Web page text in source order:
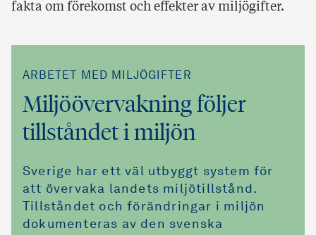
fakta om förekomst och effekter av miljögifter.
ARBETET MED MILJÖGIFTER
Miljöövervakning följer
tillståndet i miljön
Sverige har ett väl utbyggt system för
att övervaka landets miljötillstånd.
Tillståndet och förändringar i miljön
dokumenteras av den svenska